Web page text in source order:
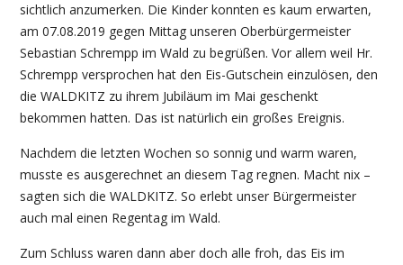
sichtlich anzumerken. Die Kinder konnten es kaum erwarten,
am 07.08.2019 gegen Mittag unseren Oberbürgermeister
Sebastian Schrempp im Wald zu begrüßen. Vor allem weil Hr.
Schrempp versprochen hat den Eis-Gutschein einzulösen, den
die WALDKITZ zu ihrem Jubiläum im Mai geschenkt
bekommen hatten. Das ist natürlich ein großes Ereignis.
Nachdem die letzten Wochen so sonnig und warm waren,
musste es ausgerechnet an diesem Tag regnen. Macht nix –
sagten sich die WALDKITZ. So erlebt unser Bürgermeister
auch mal einen Regentag im Wald.
Zum Schluss waren dann aber doch alle froh, das Eis im